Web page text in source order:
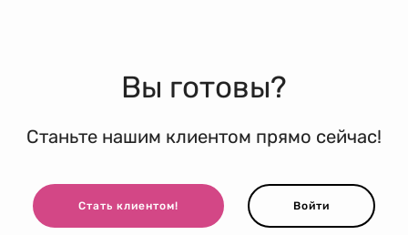
Вы готовы?
Станьте нашим клиентом прямо сейчас!
Стать клиентом! Войти